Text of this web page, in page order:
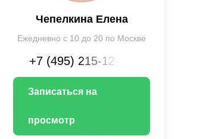
Чепелкина Елена
Ежедневно с 10 до 20 по Москве
+7 (495) 215-12-XX
Записаться на
просмотр